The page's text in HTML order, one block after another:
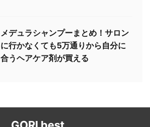
メデュラシャンプーまとめ！サロン
に行かなくても5万通りから自分に
合うヘアケア剤が買える